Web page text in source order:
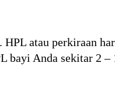
atau perkiraan
bayi Anda sekitar 2 –